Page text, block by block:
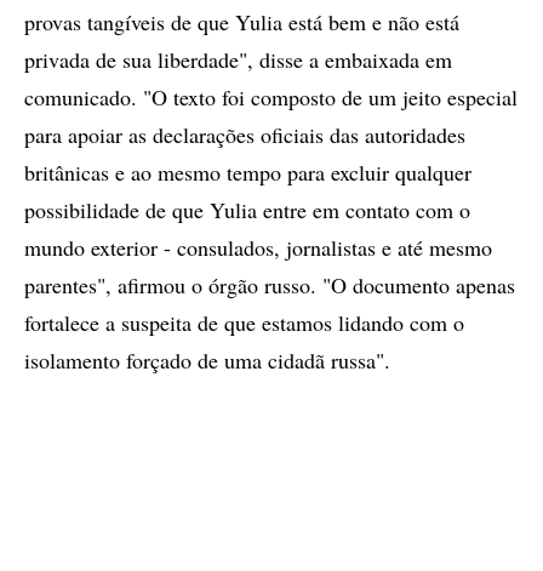
provas tangíveis de que Yulia está bem e não está
privada de sua liberdade", disse a embaixada em
comunicado. "O texto foi composto de um jeito especial
para apoiar as declarações oficiais das autoridades
britânicas e ao mesmo tempo para excluir qualquer
possibilidade de que Yulia entre em contato com o
mundo exterior - consulados, jornalistas e até mesmo
parentes", afirmou o órgão russo. "O documento apenas
fortalece a suspeita de que estamos lidando com o
isolamento forçado de uma cidadã russa".